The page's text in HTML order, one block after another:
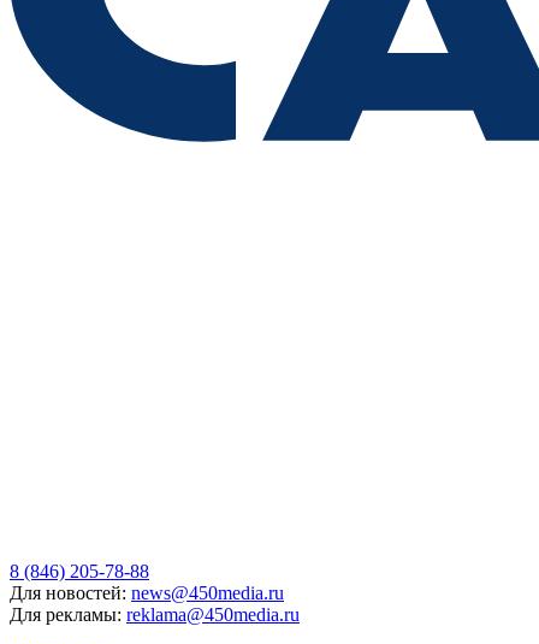
8 (846) 205-78-88
Для новостей: news@450media.ru
Для рекламы: reklama@450media.ru